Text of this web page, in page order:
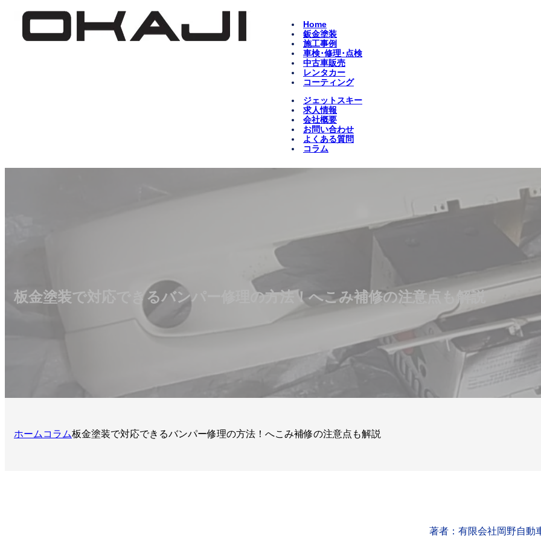
Home
鈑金塗装
施工事例
車検･修理･点検
中古車販売
レンタカー
コーティング
ジェットスキー
求人情報
会社概要
お問い合わせ
よくある質問
コラム
板金塗装で対応できるバンパー修理の方法！へこみ補修の注意点も解説
ホーム コラム板金塗装で対応できるバンパー修理の方法！へこみ補修の注意点も解説
著者：有限会社岡野自動